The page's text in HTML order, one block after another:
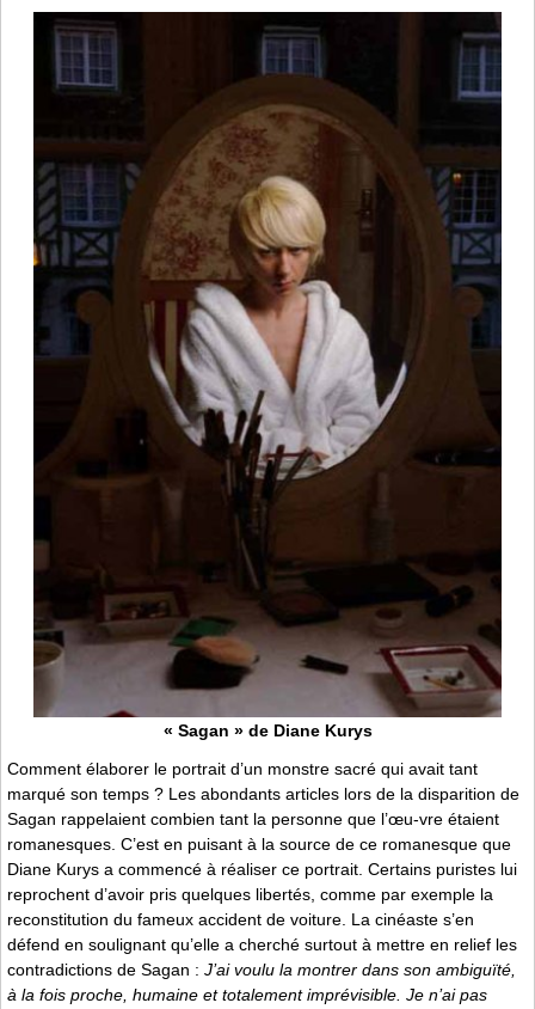
« Sagan » de Diane Kurys
Comment élaborer le portrait d’un monstre sacré qui avait tant
marqué son temps ? Les abondants articles lors de la disparition de
Sagan rappelaient combien tant la personne que l’œu-vre étaient
romanesques. C’est en puisant à la source de ce romanesque que
Diane Kurys a commencé à réaliser ce portrait. Certains puristes lui
reprochent d’avoir pris quelques libertés, comme par exemple la
reconstitution du fameux accident de voiture. La cinéaste s’en
défend en soulignant qu’elle a cherché surtout à mettre en relief les
contradictions de Sagan : J’ai voulu la montrer dans son ambiguïté,
à la fois proche, humaine et totalement imprévisible. Je n’ai pas